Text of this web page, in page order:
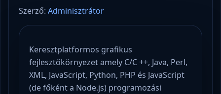
Szerző: Adminisztrátor
Keresztplatformos grafikus
fejlesztőkörnyezet amely C/C ++, Java, Perl,
XML, JavaScript, Python, PHP és JavaScript
(de főként a Node.js) programozási